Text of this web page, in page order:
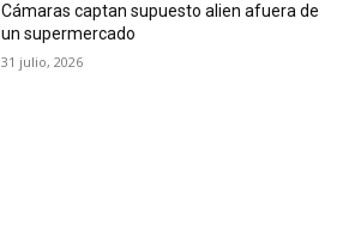
Cámaras captan supuesto alien afuera de
un supermercado
31 julio, 2026